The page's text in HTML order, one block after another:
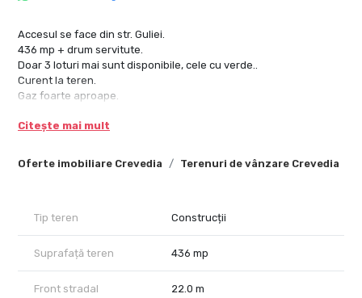
Oferte imobiliare Crevedia Terenuri de vânzare Crevedia
Accesul se face din str. Guliei.
436 mp + drum servitute.
Doar 3 loturi mai sunt disponibile, cele cu verde..
Curent la teren.
Gaz foarte aproape.
Citește mai mult
Tip teren Construcții
Suprafață teren 436 mp
Front stradal 22.0 m